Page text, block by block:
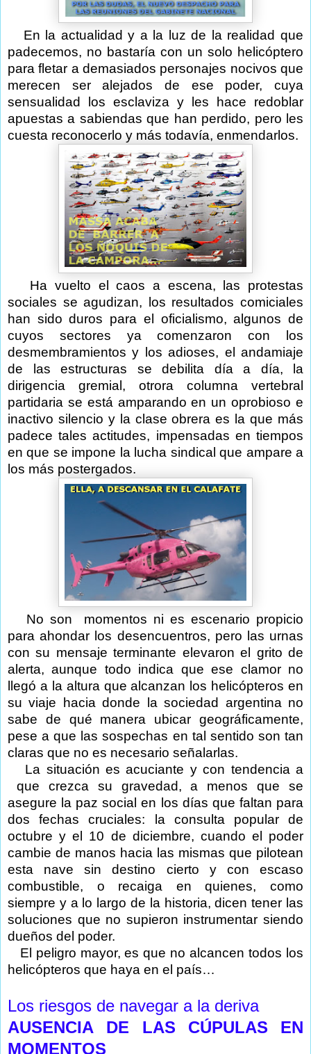
En la actualidad y a la luz de la realidad que
padecemos, no bastaría con un solo helicóptero
para fletar a demasiados personajes nocivos que
merecen ser alejados de ese poder, cuya
sensualidad los esclaviza y les hace redoblar
apuestas a sabiendas que han perdido, pero les
cuesta reconocerlo y más todavía, enmendarlos.
Ha vuelto el caos a escena, las protestas
sociales se agudizan, los resultados comiciales
han sido duros para el oficialismo, algunos de
cuyos sectores ya comenzaron con los
desmembramientos y los adioses, el andamiaje
de las estructuras se debilita día a día, la
dirigencia gremial, otrora columna vertebral
partidaria se está amparando en un oprobioso e
inactivo silencio y la clase obrera es la que más
padece tales actitudes, impensadas en tiempos
en que se impone la lucha sindical que ampare a
los más postergados.
No son
momentos ni es escenario propicio
para ahondar los desencuentros, pero las urnas
con su mensaje terminante elevaron el grito de
alerta, aunque todo indica que ese clamor no
llegó a la altura que alcanzan los helicópteros en
su viaje hacia donde la sociedad argentina no
sabe de qué manera ubicar geográficamente,
pese a que las sospechas en tal sentido son tan
claras que no es necesario señalarlas.
La situación es acuciante y con tendencia a
que crezca su gravedad, a menos que se
asegure la paz social en los días que faltan para
dos fechas cruciales: la consulta popular de
octubre y el 10 de diciembre, cuando el poder
cambie de manos hacia las mismas que pilotean
esta nave sin destino cierto y con escaso
combustible, o recaiga en quienes, como
siempre y a lo largo de la historia, dicen tener las
soluciones que no supieron instrumentar siendo
dueños del poder.
El peligro mayor, es que no alcancen todos los
helicópteros que haya en el país…
Los riesgos de navegar a la deriva
AUSENCIA
DE LAS CÚPULAS
EN
MOMENTOS